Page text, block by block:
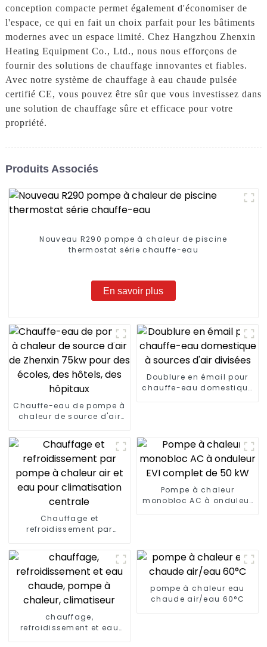
conception compacte permet également d'économiser de
l'espace, ce qui en fait un choix parfait pour les bâtiments
modernes avec un espace limité. Chez Hangzhou Zhenxin
Heating Equipment Co., Ltd., nous nous efforçons de
fournir des solutions de chauffage innovantes et fiables.
Avec notre système de chauffage à eau chaude pulsée
certifié CE, vous pouvez être sûr que vous investissez dans
une solution de chauffage sûre et efficace pour votre
propriété.
Produits Associés
Nouveau R290 pompe à chaleur de piscine
thermostat série chauffe-eau
En savoir plus
Chauffe-eau de pompe à
chaleur de source d'air
hôpitaux
Doublure en émail pour
chauffe-eau domestique
Chauffage et
refroidissement par
centrale
Pompe à chaleur
monobloc AC à onduleur
chauffage,
refroidissement et eau
pompe à chaleur eau
chaude air/eau 60°C